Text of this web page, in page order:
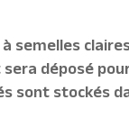
déposé
sont stockés